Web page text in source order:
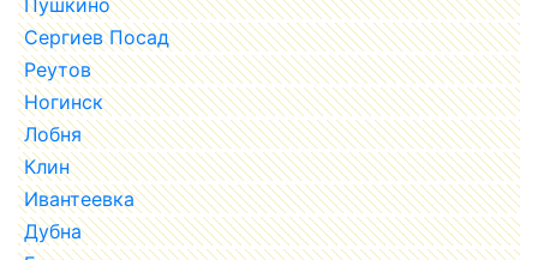
Сергиев Посад
Реутов
Ногинск
Лобня
Клин
Ивантеевка
Дубна